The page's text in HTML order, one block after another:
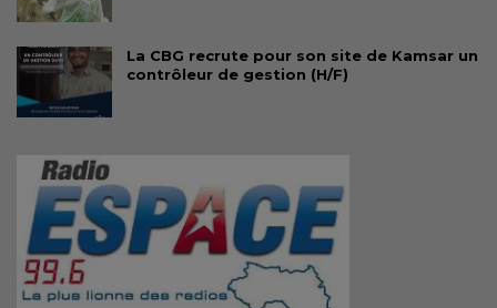
La CBG recrute pour son site de Kamsar un
contrôleur de gestion (H/F)